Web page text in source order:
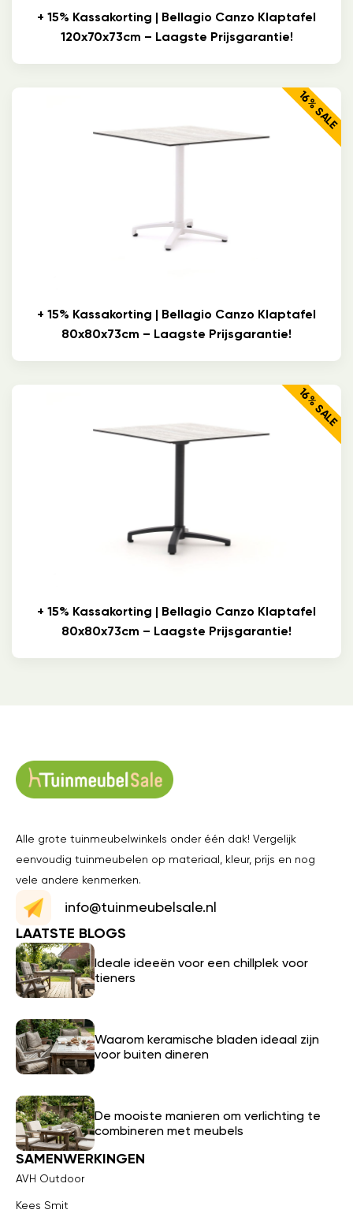
+ 15% Kassakorting | Bellagio Canzo Klaptafel
120x70x73cm – Laagste Prijsgarantie!
16% SALE
+ 15% Kassakorting | Bellagio Canzo Klaptafel
80x80x73cm – Laagste Prijsgarantie!
16% SALE
+ 15% Kassakorting | Bellagio Canzo Klaptafel
80x80x73cm – Laagste Prijsgarantie!
Alle grote tuinmeubelwinkels onder één dak! Vergelijk
eenvoudig tuinmeubelen op materiaal, kleur, prijs en nog
vele andere kenmerken.
info@tuinmeubelsale.nl
LAATSTE BLOGS
Ideale ideeën voor een chillplek voor
tieners
Waarom keramische bladen ideaal zijn
voor buiten dineren
De mooiste manieren om verlichting te
combineren met meubels
SAMENWERKINGEN
AVH Outdoor
Kees Smit